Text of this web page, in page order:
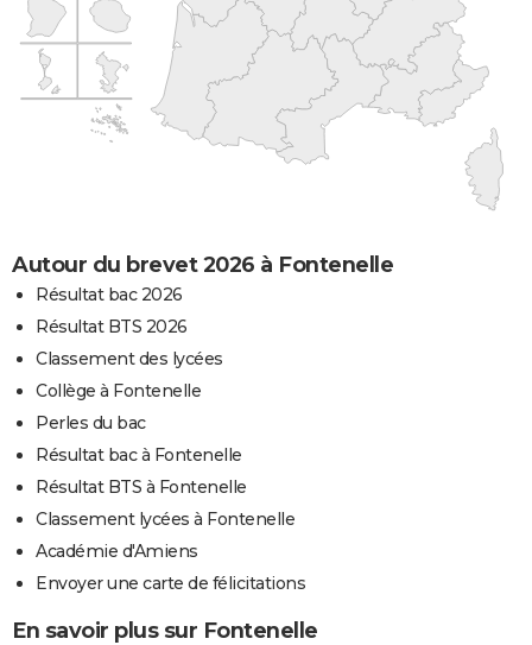
Autour du brevet 2026 à Fontenelle
Résultat bac 2026
Résultat BTS 2026
Classement des lycées
Collège à Fontenelle
Perles du bac
Résultat bac à Fontenelle
Résultat BTS à Fontenelle
Classement lycées à Fontenelle
Académie d'Amiens
Envoyer une carte de félicitations
En savoir plus sur Fontenelle